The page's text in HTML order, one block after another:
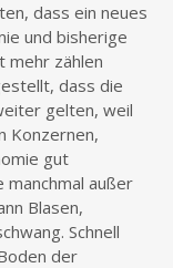
dass ein neues
und bisherige
mehr zählen
dass die
gelten, weil
Konzernen,
gut
außer
Blasen,
Schnell
der